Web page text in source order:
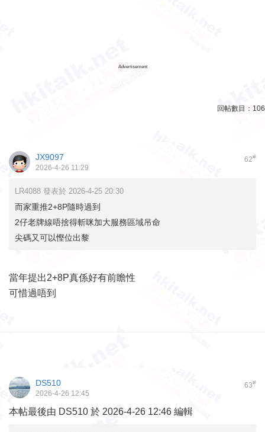
Advertisement
回帖數目： 106
62#
JX9097
2026-4-26 11:29
LR4088 發表於 2026-4-25 20:30
而家重推2+8P隨時過到
2仔老牌線唔捨得斬咪加大服務區域吊命
尖碼又可以慳位出黎
當年提出2+8P真係好有前瞻性
可惜過唔到
63#
DS510
2026-4-26 12:45
本帖最後由 DS510 於 2026-4-26 12:46 編輯